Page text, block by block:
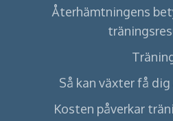
Återhämtningens
Så kan växter få
Kosten påverkar